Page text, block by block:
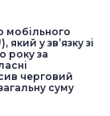
мобільного
у зв’язку зі
року за
черговий
суму